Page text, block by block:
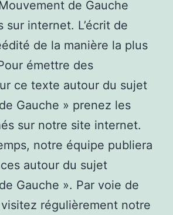
de Gauche
sur internet. L’écrit de
de la manière la plus
émettre des
ce texte autour du sujet
Gauche » prenez les
sur notre site internet.
notre équipe publiera
autour du sujet
Gauche ». Par voie de
régulièrement notre